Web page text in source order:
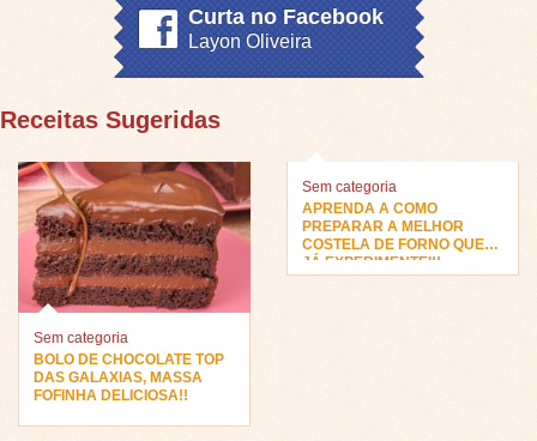
Curta no Facebook
Layon Oliveira
Receitas Sugeridas
Sem categoria
BOLO DE CHOCOLATE TOP
DAS GALAXIAS, MASSA
FOFINHA DELICIOSA!!
Sem categoria
APRENDA A COMO
PREPARAR A MELHOR
COSTELA DE FORNO QUE
JÁ EXPERIMENTEI!!